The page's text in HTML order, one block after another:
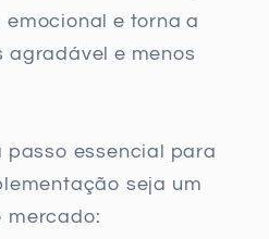
e torna a
agradável e menos
passo essencial para
seja um
mercado: